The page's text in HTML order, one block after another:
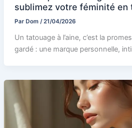
sublimez votre féminité
Par Dom /21/04/2026
Un tatouage à l’aine, c’est la
gardé : une marque personnelle,